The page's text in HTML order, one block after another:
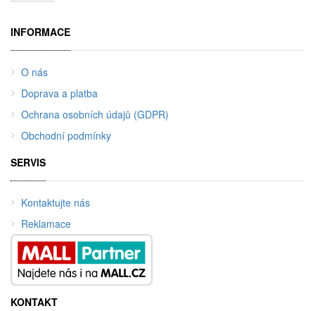
INFORMACE
O nás
Doprava a platba
Ochrana osobních údajů (GDPR)
Obchodní podmínky
SERVIS
Kontaktujte nás
Reklamace
KONTAKT